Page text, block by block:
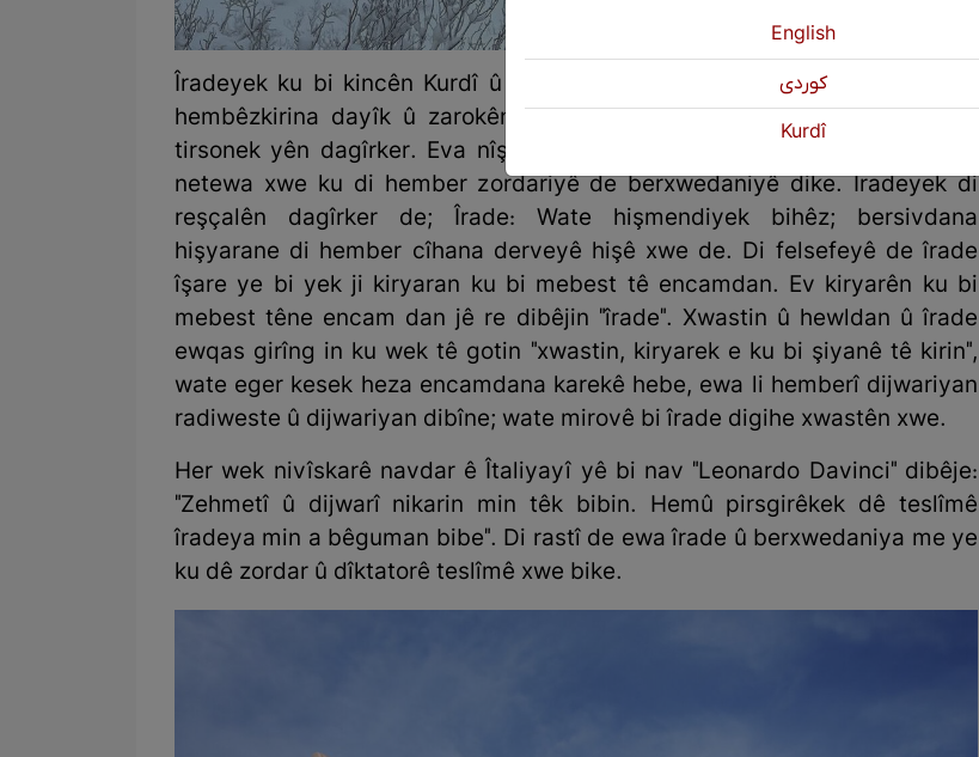
Îradeyek ku bi kincên Kurdî û nasnameya xwe ve diçe reşçalan û ew bi
hembêzkirina dayîk û zarokên xwe û xatirxwastin ji wan diçe reşçalên
tirsonek yên dagîrker. Eva nîşaneya îradeyek bihêz e ji bo ax û welat û
netewa xwe ku di hember zordariyê de berxwedaniyê dike. Îradeyek di
reşçalên dagîrker de; Îrade: Wate hişmendiyek bihêz; bersivdana
hişyarane di hember cîhana derveyê hişê xwe de. Di felsefeyê de îrade
îşare ye bi yek ji kiryaran ku bi mebest tê encamdan. Ev kiryarên ku bi
mebest têne encam dan jê re dibêjin "îrade". Xwastin û hewldan û îrade
ewqas girîng in ku wek tê gotin "xwastin, kiryarek e ku bi şiyanê tê kirin",
wate eger kesek heza encamdana karekê hebe, ewa li hemberî dijwariyan
radiweste û dijwariyan dibîne; wate mirovê bi îrade digihe xwastên xwe.
Her wek nivîskarê navdar ê Îtaliyayî yê bi nav "Leonardo Davinci" dibêje:
"Zehmetî û dijwarî nikarin min têk bibin. Hemû pirsgirêkek dê teslîmê
îradeya min a bêguman bibe". Di rastî de ewa îrade û berxwedaniya me ye
ku dê zordar û dîktatorê teslîmê xwe bike.
English
كوردی
Kurdî